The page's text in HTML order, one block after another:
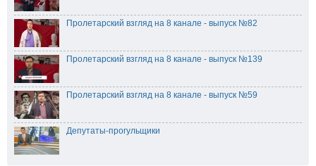
Пролетарский взгляд на 8 канале - выпуск №82
Пролетарский взгляд на 8 канале - выпуск №139
Пролетарский взгляд на 8 канале - выпуск №59
Депутаты-прогульщики